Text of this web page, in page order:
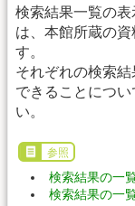
検索結果一覧の
は、本館所蔵の
す。
それぞれの検索
できることにつ
い。
参照
検索結果の一
検索結果の一